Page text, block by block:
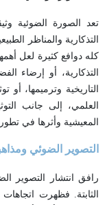
تعد الصورة الضوئية
التذكارية والمناظر
كله دوافع كثيرة لعل
التذكارية، أو إرضاء
التاريخية وترميمها، أو
العلمي، إلى جانب
المعيشية وأثرها في
التصوير الضوئي
رافق انتشار التصوير
الثابتة. فظهرت